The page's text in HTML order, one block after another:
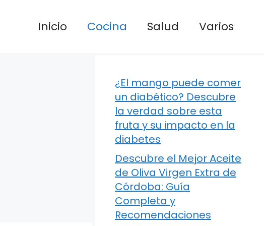
Inicio Cocina Salud Varios
¿El mango puede comer
un diabético? Descubre
la verdad sobre esta
fruta y su impacto en la
diabetes
Descubre el Mejor Aceite
de Oliva Virgen Extra de
Córdoba: Guía
Completa y
Recomendaciones